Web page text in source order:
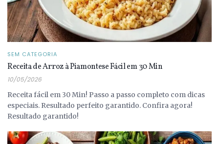
SEM CATEGORIA
Receita de Arroz à Piamontese Fácil em 30 Min
10/05/2026
Receita fácil em 30 Min! Passo a passo completo com dicas
especiais. Resultado perfeito garantido. Confira agora!
Resultado garantido!